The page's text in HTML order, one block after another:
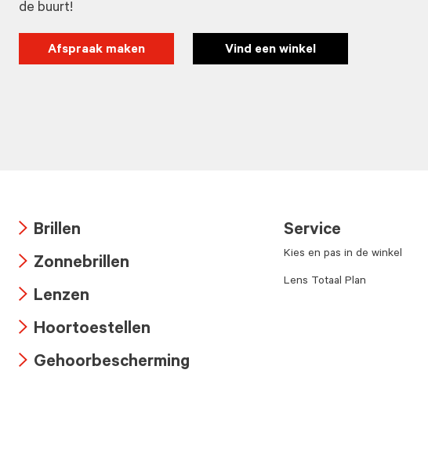
de buurt!
Afspraak maken Vind een winkel
icon
Brillen
icon
Zonnebrillen
icon
Lenzen
icon
Hoortoestellen
Gehoorbescherming
Service
Kies en pas in de winkel
Lens Totaal Plan